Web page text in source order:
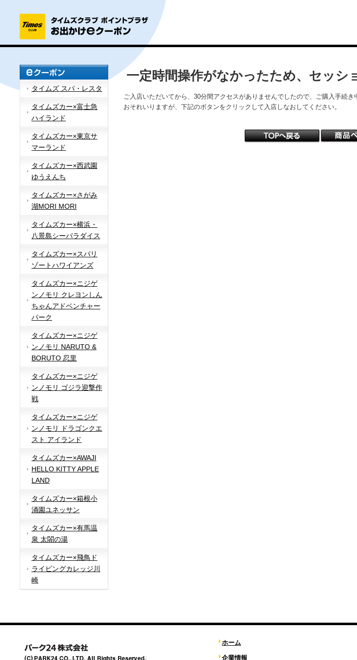
タイムズ スパ・レスタ
タイムズカー×富士急
ハイランド
タイムズカー×東京サ
マーランド
タイムズカー×西武園
ゆうえんち
タイムズカー×さがみ
湖MORI MORI
タイムズカー×横浜・
八景島シーパラダイス
タイムズカー×スパリ
ゾートハワイアンズ
タイムズカー×ニジゲ
ンノモリ クレヨンしん
ちゃんアドベンチャー
パーク
タイムズカー×ニジゲ
ンノモリ NARUTO &
BORUTO 忍里
タイムズカー×ニジゲ
ンノモリ ゴジラ迎撃作
戦
タイムズカー×ニジゲ
ンノモリ ドラゴンクエ
スト アイランド
タイムズカー×AWAJI
HELLO KITTY APPLE
LAND
タイムズカー×箱根小
涌園ユネッサン
タイムズカー×有馬温
泉 太閤の湯
タイムズカー×飛鳥ド
ライビングカレッジ川
崎
一定時間操作がなかったため、セッシ
ご入店いただいてから、30分間アクセスがありませんでしたので、ご購入手続き
おそれいりますが、下記のボタンをクリックして入店しなおしてください。
ホーム
企業情報